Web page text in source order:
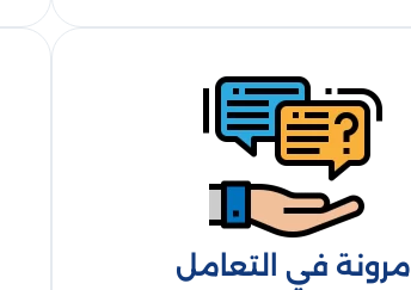
مرونة في التعامل